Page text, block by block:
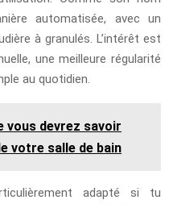
automatisée, avec un
à granulés. L’intérêt est
une meilleure régularité
au quotidien.
vous devrez savoir
votre salle de bain
adapté si tu